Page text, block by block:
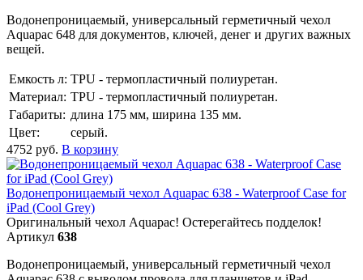
Водонепроницаемый, универсальный герметичный чехол
Aquapac 648 для документов, ключей, денег и других важных
вещей.
Емкость л: TPU - термопластичный полиуретан.
Материал: TPU - термопластичный полиуретан.
Габариты: длина 175 мм, ширина 135 мм.
Цвет:
серый.
4752 руб. В корзину
Водонепроницаемый чехол Aquapac 638 - Waterproof Case for
iPad (Cool Grey)
Оригинальный чехол Aquapac! Остерегайтесь подделок!
Артикул 638
Водонепроницаемый, универсальный герметичный чехол